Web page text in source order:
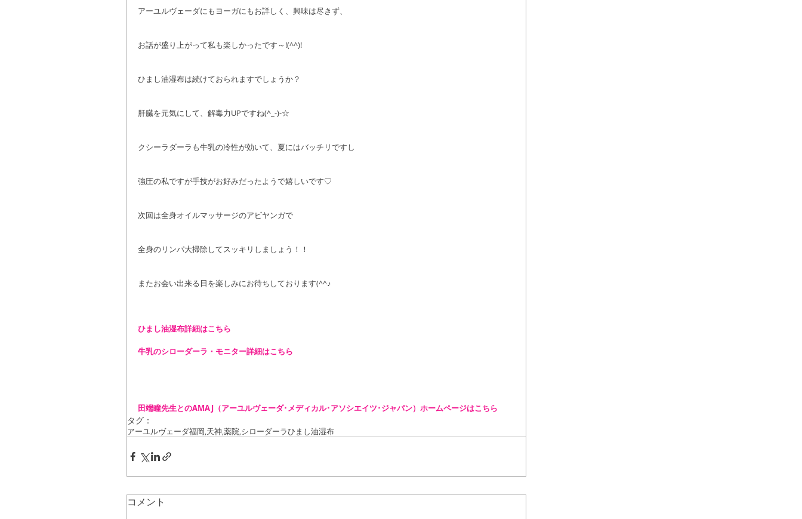
アーユルヴェーダにもヨーガにもお詳しく、興味は尽きず、
お話が盛り上がって私も楽しかったです～!(^^)!
ひまし油湿布は続けておられますでしょうか？
肝臓を元気にして、解毒力UPですね(^_-)-☆
クシーラダーラも牛乳の冷性が効いて、夏にはバッチリですし
強圧の私ですが手技がお好みだったようで嬉しいです♡
次回は全身オイルマッサージのアビヤンガで
全身のリンパ大掃除してスッキリしましょう！！
またお会い出来る日を楽しみにお待ちしております(^^♪
ひまし油湿布詳細はこちら
牛乳のシローダーラ・モニター詳細はこちら
田端瞳先生とのAMAJ（アーユルヴェーダ･メディカル･アソシエイツ･ジャパン）ホームページはこちら
タグ：
アーユルヴェーダ福岡,天神,薬院,シローダーラひまし油湿布
コメント